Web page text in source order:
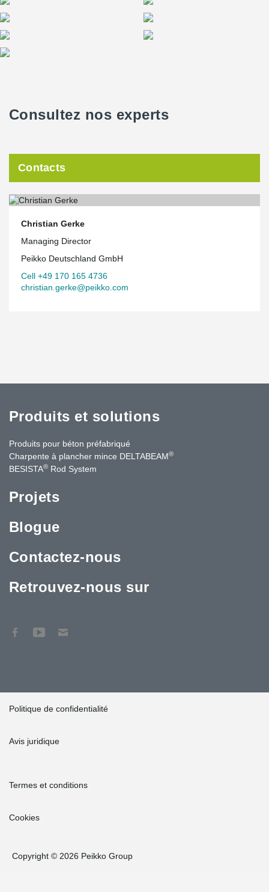
Consultez nos experts
Contacts
Christian Gerke
Managing Director
Peikko Deutschland GmbH
Cell +49 170 165 4736
christian.gerke@peikko.com
Produits et solutions
Produits pour béton préfabriqué
Charpente à plancher mince DELTABEAM®
BESISTA® Rod System
Projets
Blogue
Contactez-nous
Retrouvez-nous sur
Politique de confidentialité
Avis juridique
Termes et conditions
Cookies
Copyright © 2026 Peikko Group